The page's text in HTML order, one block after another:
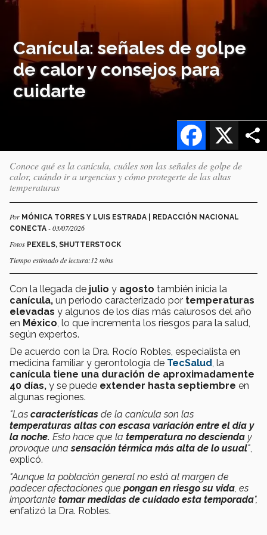
Canícula: señales de golpe
de calor y consejos para
cuidarte
X
Facebook
Conoce qué es la canícula, cuáles son las señales de golpe de
calor, cuándo ir a urgencias y cómo protegerte de las altas
temperaturas
Por MÓNICA TORRES Y LUIS ESTRADA | REDACCIÓN NACIONAL
CONECTA - 03/07/2026
Fotos PEXELS, SHUTTERSTOCK
Tiempo estimado de lectura:12 mins
Con la llegada de julio y agosto también inicia la
canícula, un periodo caracterizado por temperaturas
elevadas y algunos de los días más calurosos del año
en México , lo que incrementa los riesgos para la salud,
según expertos.
De acuerdo con la Dra. Rocío Robles, especialista en
medicina familiar y gerontología de TecSalud , la
canícula tiene una duración de aproximadamente
40 días, y se puede extender hasta septiembre en
algunas regiones.
"Las características de la canícula son las
temperaturas altas con escasa variación entre el día y
la noche. Esto hace que la temperatura no descienda y
provoque unasensación térmica más alta de lo usual"
explicó.
"Aunque la población general no está al margen de
padecer afectaciones que pongan en riesgo su vida , es
importante tomar medidas de cuidado esta temporada",
enfatizó la Dra. Robles.